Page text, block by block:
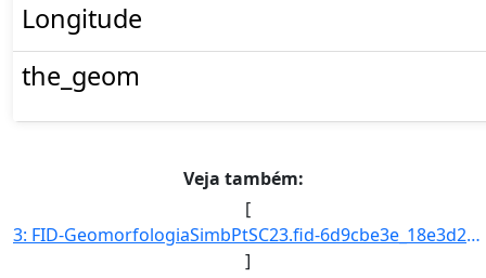
Longitude
the_geom
Veja também:
[
3: FID-GeomorfologiaSimbPtSC23.fid-6d9cbe3e_18e3d2ac254_-6e2c-Folha-SC23-Codigo_Grupo_Genese-4-Nome_Gru]
]